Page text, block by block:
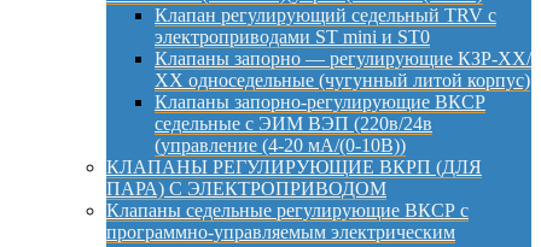
Клапан регулирующий седельный TRV с
электроприводами ST mini и ST0
Клапаны запорно — регулирующие КЗР-ХХ/
ХХ односедельные (чугунный литой корпус)
Клапаны запорно-регулирующие ВКСР
седельные с ЭИМ ВЭП (220в/24в
(управление (4-20 мА/(0-10В))
КЛАПАНЫ РЕГУЛИРУЮЩИЕ ВКРП (ДЛЯ
ПАРА) С ЭЛЕКТРОПРИВОДОМ
Клапаны седельные регулирующие ВКСР с
программно-управляемым электрическим